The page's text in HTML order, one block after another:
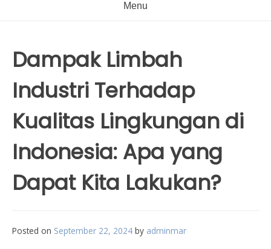
Menu
Dampak Limbah
Industri Terhadap
Kualitas Lingkungan di
Indonesia: Apa yang
Dapat Kita Lakukan?
Posted on September 22, 2024 by adminmar